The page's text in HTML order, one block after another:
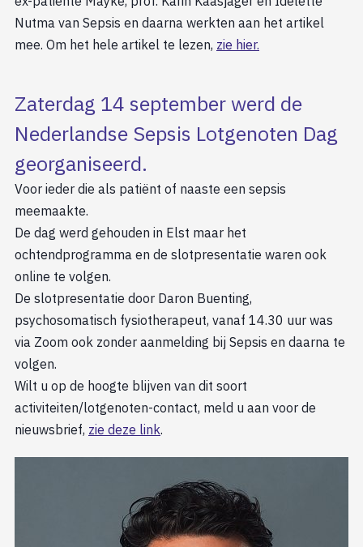
Nutma van Sepsis en daarna werkten aan het artikel
mee. Om het hele artikel te lezen, zie hier.
Zaterdag 14 september werd de
Nederlandse Sepsis Lotgenoten Dag
georganiseerd.
Voor ieder die als patiënt of naaste een sepsis
meemaakte.
De dag werd gehouden in Elst maar het
ochtendprogramma en de slotpresentatie waren ook
online te volgen.
De slotpresentatie door Daron Buenting,
psychosomatisch fysiotherapeut, vanaf 14.30 uur was
via Zoom ook zonder aanmelding bij Sepsis en daarna te
volgen.
Wilt u op de hoogte blijven van dit soort
activiteiten/lotgenoten-contact, meld u aan voor de
nieuwsbrief, zie deze link.